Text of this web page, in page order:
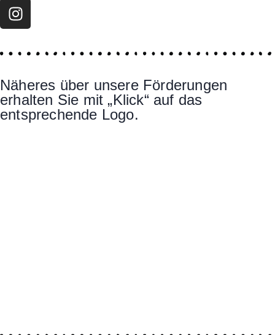
Näheres über unsere Förderungen
erhalten Sie mit „Klick“ auf das
entsprechende Logo.